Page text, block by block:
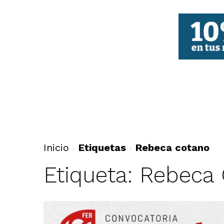
Inicio Etiquetas Rebeca cotano
Etiqueta: Rebeca